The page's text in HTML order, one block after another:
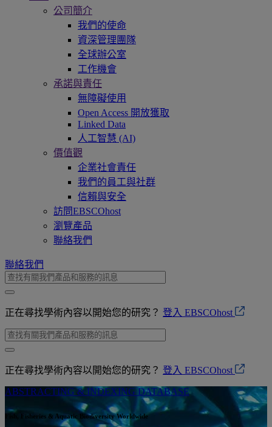
公司簡介
我們的使命
資深管理團隊
全球辦公室
工作機會
承諾與責任
無障礙使用
Open Access 開放獲取
Linked Data
人工智慧 (AI)
價值觀
企業社會責任
我們的員工與社群
信賴與安全
訪問EBSCOhost
瀏覽產品
聯絡我們
聯絡我們
正在尋找學術內容以開始您的研究？ 登入 EBSCOhost
正在尋找學術內容以開始您的研究？ 登入 EBSCOhost
ABSTRACTING & INDEXING DATABASE
Fish, Fisheries & Aquatic Biodiversity Worldwide